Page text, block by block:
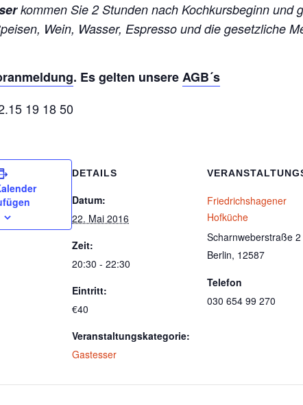
kommen Sie 2 Stunden nach Kochkursbeginn und
Wein, Wasser, Espresso und die gesetzliche
. Es gelten unsereAGB´s
DETAILS
Datum:
22. Mai 2016
Zeit:
20:30 - 22:30
Eintritt:
€40
Veranstaltungskategorie:
Gastesser
Friedrichshagener
Hofküche
Scharnweberstraße 2
Berlin, 12587
Telefon
030 654 99 270